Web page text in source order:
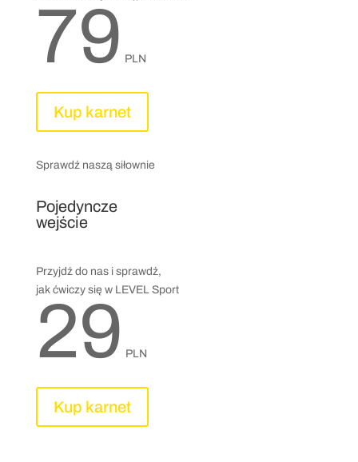
79 PLN
Kup karnet
Sprawdź naszą siłownie
Pojedyncze
wejście
Przyjdź do nas i sprawdź,
jak ćwiczy się w LEVEL Sport
29 PLN
Kup karnet